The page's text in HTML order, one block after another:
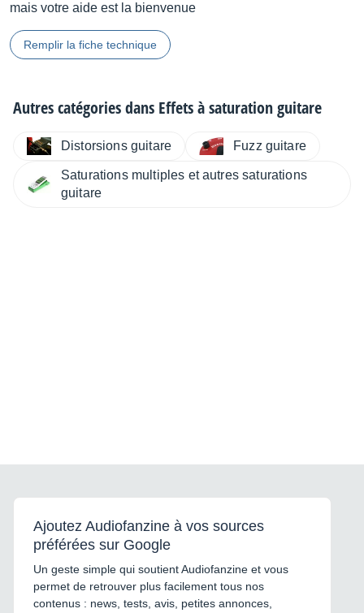
mais votre aide est la bienvenue
Remplir la fiche technique
Autres catégories dans Effets à saturation guitare
Distorsions guitare Fuzz guitare
Saturations multiples et autres saturations
guitare
Ajoutez Audiofanzine à vos sources
préférées sur Google
Un geste simple qui soutient Audiofanzine et vous
permet de retrouver plus facilement tous nos
contenus : news, tests, avis, petites annonces,